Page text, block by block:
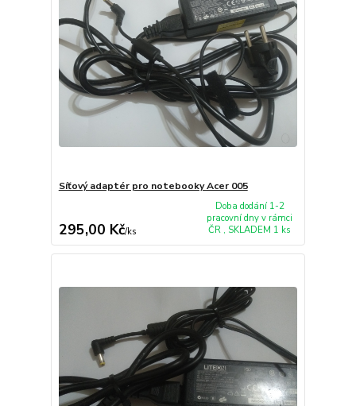
Síťový adaptér pro notebooky Acer 005
295,00 Kč/ks
Doba dodání 1-2
pracovní dny v rámci
ČR , SKLADEM 1 ks